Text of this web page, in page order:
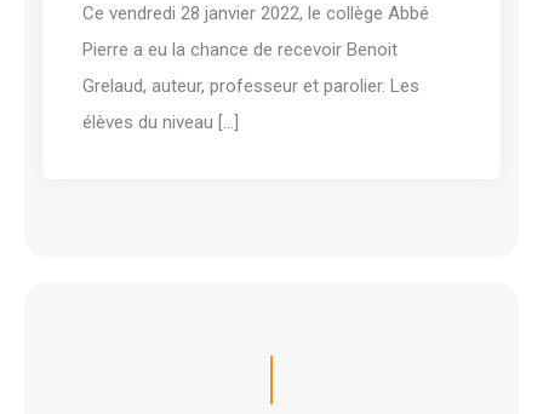
Ce vendredi 28 janvier 2022, le collège Abbé
Pierre a eu la chance de recevoir Benoit
Grelaud, auteur, professeur et parolier. Les
élèves du niveau [...]